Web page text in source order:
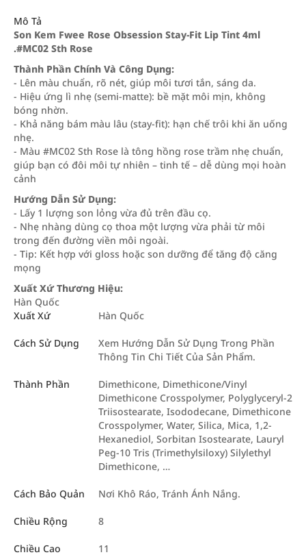
Mô Tả
Son Kem Fwee Rose Obsession Stay-Fit Lip Tint 4ml
.#MC02 Sth Rose
Thành Phần Chính Và Công Dụng:
- Lên màu chuẩn, rõ nét, giúp môi tươi tắn, sáng da.
- Hiệu ứng lì nhẹ (semi-matte): bề mặt môi mịn, không
bóng nhờn.
- Khả năng bám màu lâu (stay-fit): hạn chế trôi khi ăn uống
nhẹ.
- Màu #MC02 Sth Rose là tông hồng rose trầm nhẹ chuẩn,
giúp bạn có đôi môi tự nhiên – tinh tế – dễ dùng mọi hoàn
cảnh
Hướng Dẫn Sử Dụng:
- Lấy 1 lượng son lỏng vừa đủ trên đầu cọ.
- Nhẹ nhàng dùng cọ thoa một lượng vừa phải từ môi
trong đến đường viền môi ngoài.
- Tip: Kết hợp với gloss hoặc son dưỡng để tăng độ căng
mọng
Xuất Xứ Thương Hiệu:
Hàn Quốc
Xuất Xứ
Hàn Quốc
Cách Sử Dụng
Xem Hướng Dẫn Sử Dụng Trong Phần
Thông Tin Chi Tiết Của Sản Phẩm.
Thành Phần
Dimethicone, Dimethicone/Vinyl
Dimethicone Crosspolymer, Polyglyceryl-2
Triisostearate, Isododecane, Dimethicone
Crosspolymer, Water, Silica, Mica, 1,2-
Hexanediol, Sorbitan Isostearate, Lauryl
Peg-10 Tris (Trimethylsiloxy) Silylethyl
Dimethicone, …
Cách Bảo Quản Nơi Khô Ráo, Tránh Ánh Nắng.
Chiều Rộng 8
Chiều Cao 11